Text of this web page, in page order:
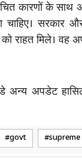
कारणों के साथ
सरकार
को राहत मिले। वह
अन्य अपडेट
govt